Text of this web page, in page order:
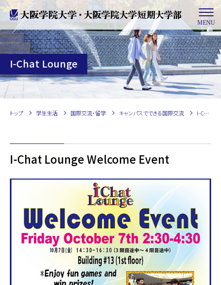
MENU
I-Chat Lounge
トップ 学生生活 国際交流・留学 キャンパスでできる国際交流 I-Chat Lounge
I-Chat Lounge Welcome Event